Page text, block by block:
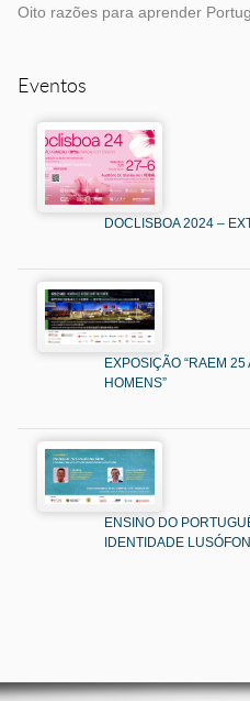
Oito razões para aprender
Eventos
DOCLISBOA 2024 –
EXPOSIÇÃO “RAEM
HOMENS”
ENSINO DO
IDENTIDADE